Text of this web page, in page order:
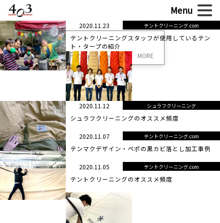
2020.11.23 テントクリーニング.com
テントクリーニングスタッフが使用しているテン
ト・タープの紹介
2020.11.12 シュラフクリーニング
シュラフクリーニングのオススメ頻度
2020.11.07 テントクリーニング.com
テンマクデザイン・ペポの黒カビ落とし加工事例
2020.11.05 テントクリーニング.com
テントクリーニングのオススメ頻度
MORE